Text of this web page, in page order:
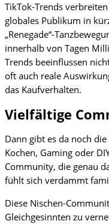
TikTok-Trends
globales Publikum in
„Renegade“-
innerhalb von Tagen
Trends beeinflussen
oft auch reale
das Kaufverhalten.
Vielfältige
Dann gibt es da noch
Kochen, Gaming oder
Community, die genau
fühlt sich verdammt
Diese Nischen-
Gleichgesinnten zu